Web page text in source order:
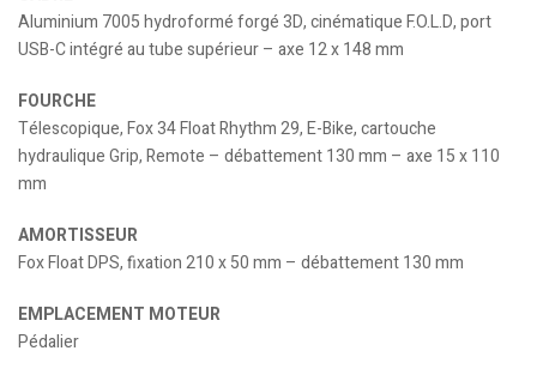
Aluminium 7005 hydroformé forgé 3D, cinématique F.O.L.D, port
USB-C intégré au tube supérieur – axe 12 x 148 mm
FOURCHE
Télescopique, Fox 34 Float Rhythm 29, E-Bike, cartouche
hydraulique Grip, Remote – débattement 130 mm – axe 15 x 110
mm
AMORTISSEUR
Fox Float DPS, fixation 210 x 50 mm – débattement 130 mm
EMPLACEMENT MOTEUR
Pédalier